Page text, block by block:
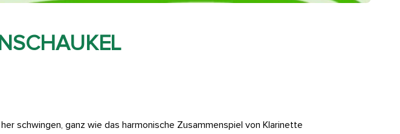
schwingen, ganz wie das harmonische Zusammenspiel von Klarinette